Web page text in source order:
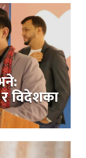
विदेशका